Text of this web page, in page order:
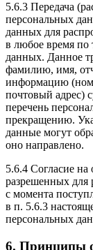
5.6.3 Передача
персональных
данных для
в любое время по
данных. Данное
фамилию, имя,
информацию
почтовый адрес)
перечень
прекращению.
данные могут
оно направлено.
5.6.4 Согласие
разрешенных для
с момента
в п. 5.6.3
персональных
6. Принципы